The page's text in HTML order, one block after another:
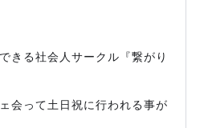
きる社会人サークル『繋がり
会って土日祝に行われる事が